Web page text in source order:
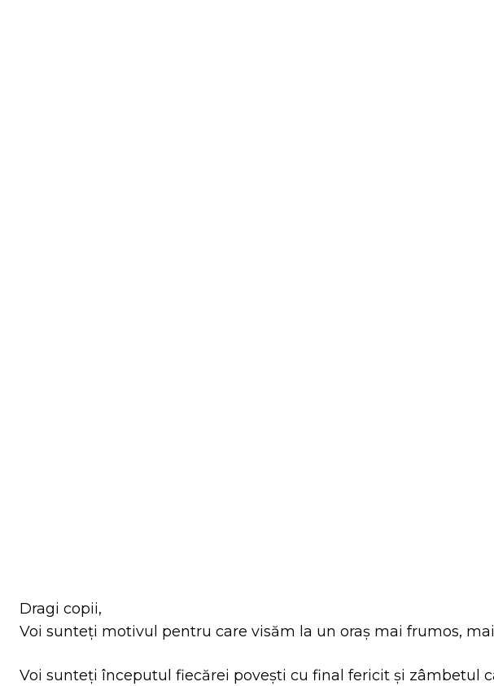
Dragi copii,
Voi sunteți motivul pentru care visăm la un oraș mai frumos,
Voi sunteți începutul fiecărei povești cu final fericit și zâmbetul